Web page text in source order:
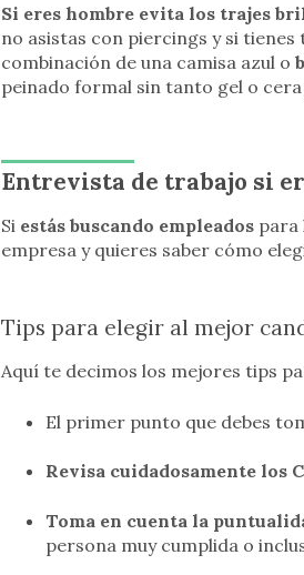
Si eres hombre evita los trajes
no asistas con piercings y si
combinación de una camisa azul o
peinado formal sin tanto gel o
Entrevista de trabajo si
Si estás buscando empleadospara
empresa y quieres saber cómo
Tips para elegir al mejor
Aquí te decimos los mejores tips
El primer punto que debes
Revisa cuidadosamente los
Toma en cuenta la
persona muy cumplida o